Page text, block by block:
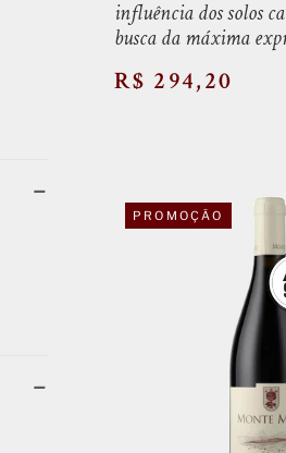
influência dos solos
busca da máxima
R$ 294,20
PROMOÇÃO